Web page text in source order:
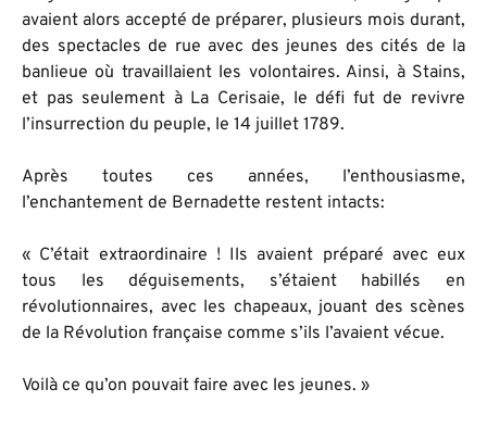
avaient alors accepté de préparer, plusieurs mois durant,
des spectacles de rue avec des jeunes des cités de la
banlieue où travaillaient les volontaires. Ainsi, à Stains,
et pas seulement à La Cerisaie, le défi fut de revivre
l’insurrection du peuple, le 14 juillet 1789.
Après toutes ces années, l’enthousiasme,
l’enchantement de Bernadette restent intacts:
« C’était extraordinaire ! Ils avaient préparé avec eux
tous les déguisements, s’étaient habillés en
révolutionnaires, avec les chapeaux, jouant des scènes
de la Révolution française comme s’ils l’avaient vécue.
Voilà ce qu’on pouvait faire avec les jeunes. »